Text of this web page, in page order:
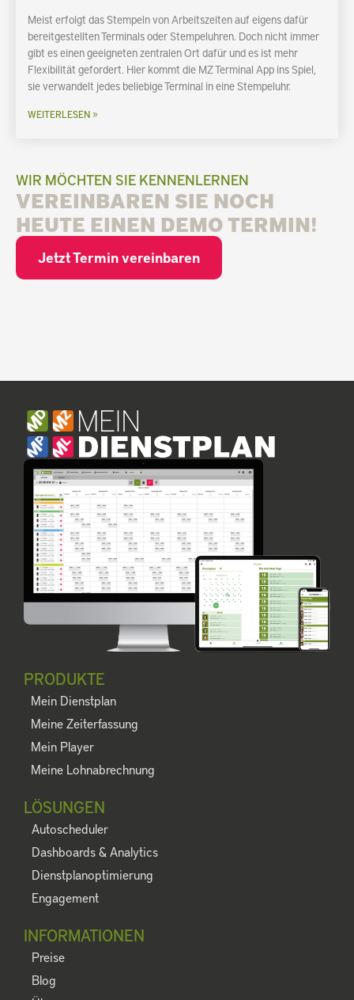
Meist erfolgt das Stempeln von Arbeitszeiten auf eigens dafür
bereitgestellten Terminals oder Stempeluhren. Doch nicht immer
gibt es einen geeigneten zentralen Ort dafür und es ist mehr
Flexibilität gefordert. Hier kommt die MZ Terminal App ins Spiel,
sie verwandelt jedes beliebige Terminal in eine Stempeluhr.
WEITERLESEN »
WIR MÖCHTEN SIE KENNENLERNEN
VEREINBAREN SIE NOCH
HEUTE EINEN DEMO TERMIN!
Jetzt Termin vereinbaren
PRODUKTE
Mein Dienstplan
Meine Zeiterfassung
Mein Player
Meine Lohnabrechnung
LÖSUNGEN
Autoscheduler
Dashboards & Analytics
Dienstplanoptimierung
Engagement
INFORMATIONEN
Preise
Blog